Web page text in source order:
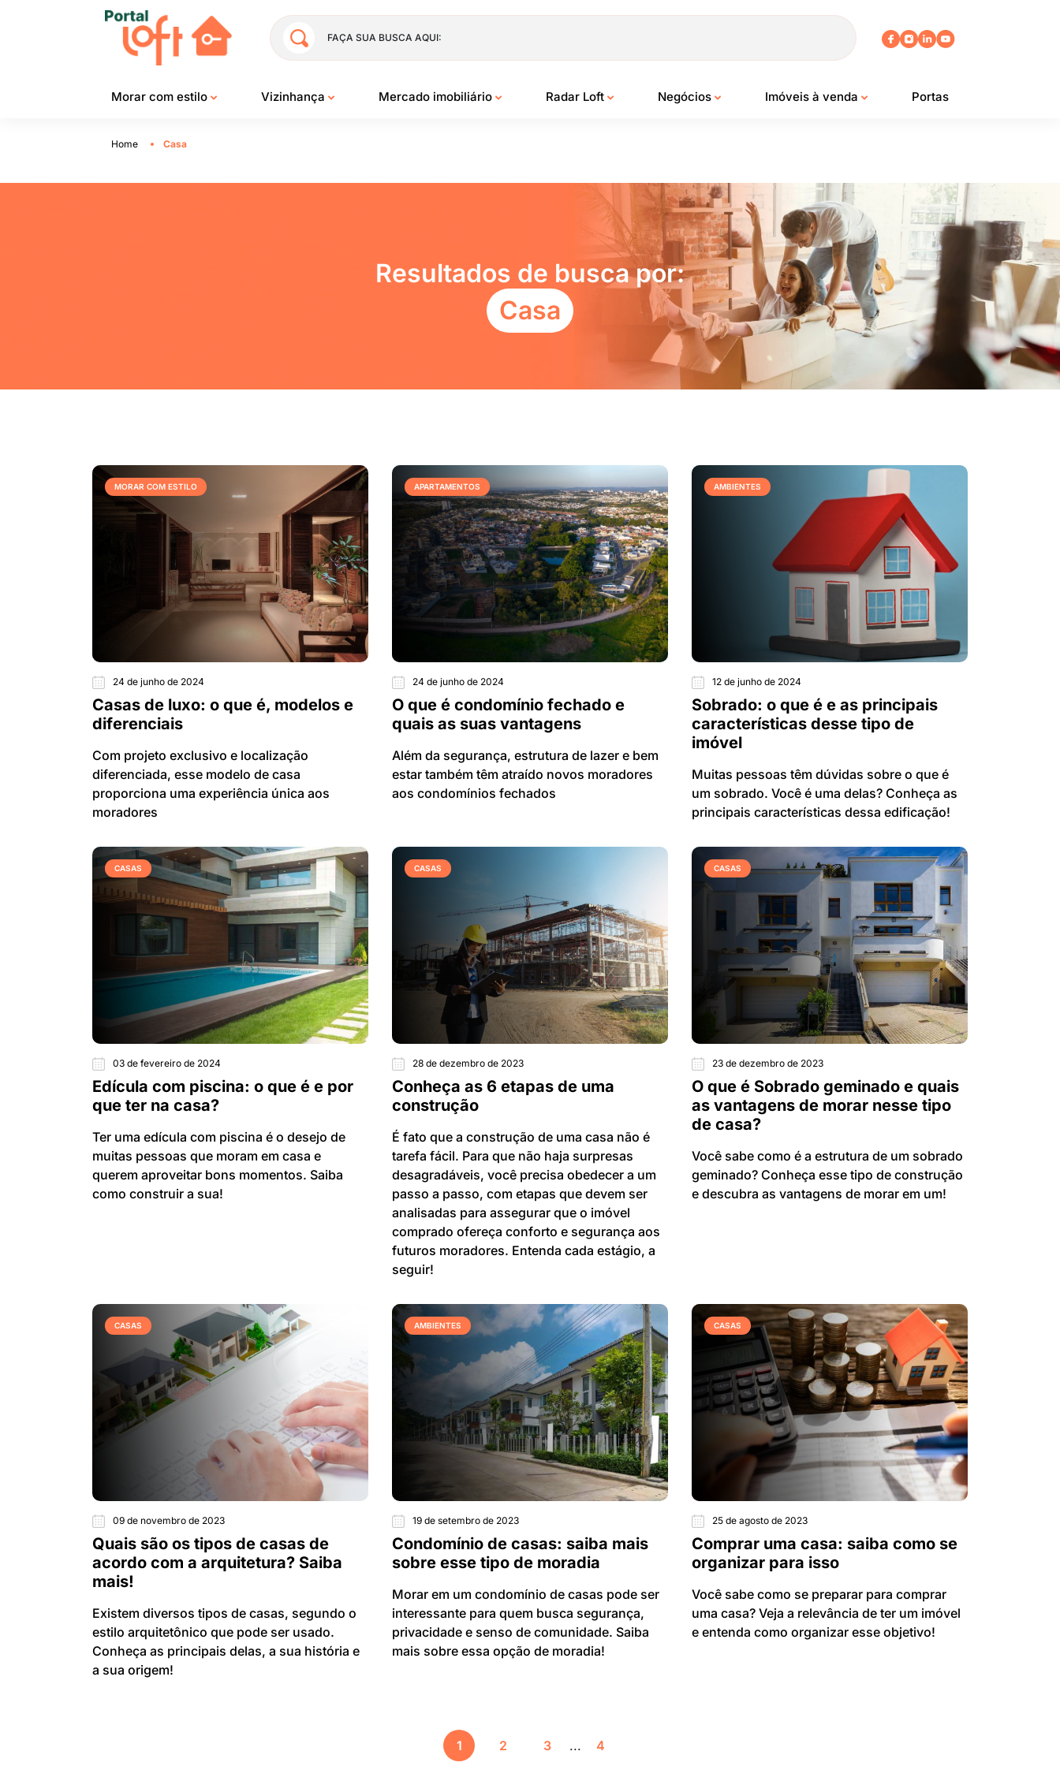
FAÇA SUA BUSCA AQUI:
Morar com estilo Vizinhança Mercado imobiliário Radar Loft Negócios Imóveis à venda Portas
Home Casa
Resultados de busca por:
Casa
MORAR COM ESTILO
24 de junho de 2024
Casas de luxo: o que é, modelos e
diferenciais
Com projeto exclusivo e localização
diferenciada, esse modelo de casa
proporciona uma experiência única aos
moradores
APARTAMENTOS
24 de junho de 2024
O que é condomínio fechado e
quais as suas vantagens
Além da segurança, estrutura de lazer e bem
estar também têm atraído novos moradores
aos condomínios fechados
AMBIENTES
12 de junho de 2024
Sobrado: o que é e as principais
características desse tipo de
imóvel
Muitas pessoas têm dúvidas sobre o que é
um sobrado. Você é uma delas? Conheça as
principais características dessa edificação!
CASAS
03 de fevereiro de 2024
Edícula com piscina: o que é e por
que ter na casa?
Ter uma edícula com piscina é o desejo de
muitas pessoas que moram em casa e
querem aproveitar bons momentos. Saiba
como construir a sua!
CASAS
28 de dezembro de 2023
Conheça as 6 etapas de uma
construção
É fato que a construção de uma casa não é
tarefa fácil. Para que não haja surpresas
desagradáveis, você precisa obedecer a um
passo a passo, com etapas que devem ser
analisadas para assegurar que o imóvel
comprado ofereça conforto e segurança aos
futuros moradores. Entenda cada estágio, a
seguir!
CASAS
23 de dezembro de 2023
O que é Sobrado geminado e quais
as vantagens de morar nesse tipo
de casa?
Você sabe como é a estrutura de um sobrado
geminado? Conheça esse tipo de construção
e descubra as vantagens de morar em um!
CASAS
09 de novembro de 2023
Quais são os tipos de casas de
acordo com a arquitetura? Saiba
mais!
Existem diversos tipos de casas, segundo o
estilo arquitetônico que pode ser usado.
Conheça as principais delas, a sua história e
a sua origem!
AMBIENTES
19 de setembro de 2023
Condomínio de casas: saiba mais
sobre esse tipo de moradia
Morar em um condomínio de casas pode ser
interessante para quem busca segurança,
privacidade e senso de comunidade. Saiba
mais sobre essa opção de moradia!
CASAS
25 de agosto de 2023
Comprar uma casa: saiba como se
organizar para isso
Você sabe como se preparar para comprar
uma casa? Veja a relevância de ter um imóvel
e entenda como organizar esse objetivo!
1 2 3 ... 4